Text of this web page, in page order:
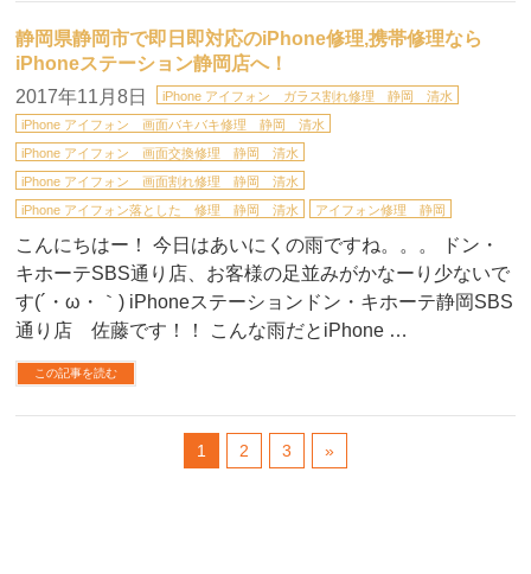
静岡県静岡市で即日即対応のiPhone修理,携帯修理なら
iPhoneステーション静岡店へ！
2017年11月8日
iPhone アイフォン ガラス割れ修理 静岡 清水
iPhone アイフォン 画面バキバキ修理 静岡 清水
iPhone アイフォン 画面交換修理 静岡 清水
iPhone アイフォン 画面割れ修理 静岡 清水
iPhone アイフォン落とした 修理 静岡 清水
アイフォン修理 静岡
こんにちはー！ 今日はあいにくの雨ですね。。。 ドン・
キホーテSBS通り店、お客様の足並みがかなーり少ないで
す(´・ω・｀) iPhoneステーションドン・キホーテ静岡SBS
通り店 佐藤です！！ こんな雨だとiPhone …
この記事を読む
1 2 3 »